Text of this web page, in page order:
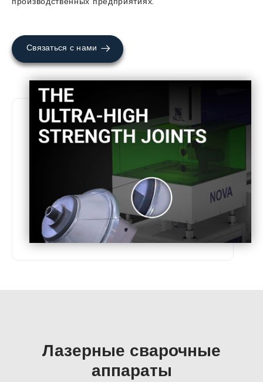
производственных предприятиях.
Связаться с нами
Лазерные сварочные
аппараты